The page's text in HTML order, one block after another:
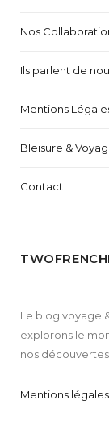
Nos
Ils parlent de
Mentions
Bleisure &
Contact
Le blog voyage
explorons le
nos découvertes
Mentions légales